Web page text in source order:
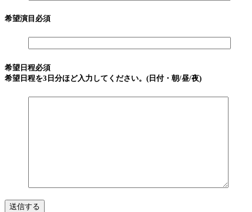
希望演目 必須
希望日程必須
希望日程を3日分ほど入力してください。(日付・朝/昼/夜)